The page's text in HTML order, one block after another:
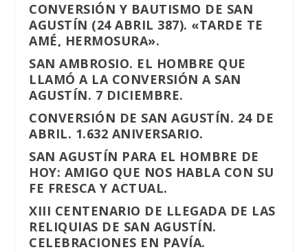
CONVERSIÓN Y BAUTISMO DE SAN
AGUSTÍN (24 ABRIL 387). «TARDE TE
AMÉ, HERMOSURA».
SAN AMBROSIO. EL HOMBRE QUE
LLAMÓ A LA CONVERSIÓN A SAN
AGUSTÍN. 7 DICIEMBRE.
CONVERSIÓN DE SAN AGUSTÍN. 24 DE
ABRIL. 1.632 ANIVERSARIO.
SAN AGUSTÍN PARA EL HOMBRE DE
HOY: AMIGO QUE NOS HABLA CON SU
FE FRESCA Y ACTUAL.
XIII CENTENARIO DE LLEGADA DE LAS
RELIQUIAS DE SAN AGUSTÍN.
CELEBRACIONES EN PAVÍA.